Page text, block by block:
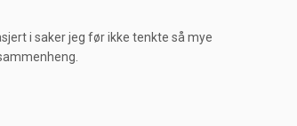
i saker jeg før ikke tenkte så mye